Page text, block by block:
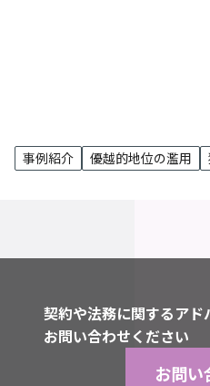
事例紹介 優越的地位の濫用
契約や法務に関するア
お問い合わせください
お問い